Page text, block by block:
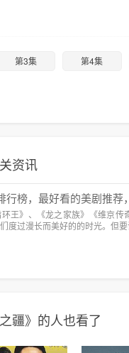
第3集 第4集
资讯
行榜，最好看的美剧推荐
王》、《龙之家族》《维京
度过漫长而美好的的时光。但
疆》的人也看了